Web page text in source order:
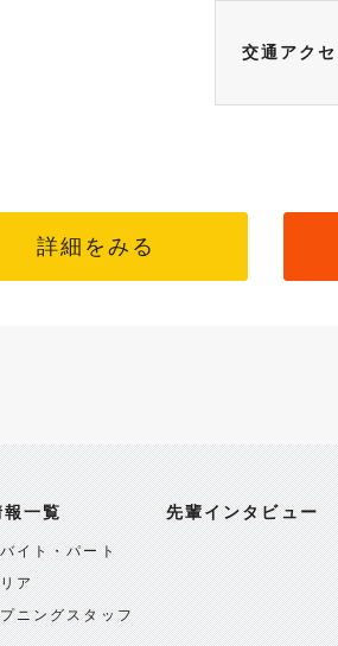
交通アクセ
詳細をみる
報一覧
イト・パート
ア
ニングスタッフ
先輩インタビュー